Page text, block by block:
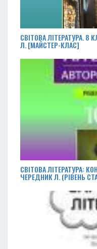
СВІТОВА ЛІТЕРАТУРА. 8
Л. [МАЙСТЕР-КЛАС]
СВІТОВА ЛІТЕРАТУРА:
ЧЕРЕДНИК Л. (РІВЕНЬ